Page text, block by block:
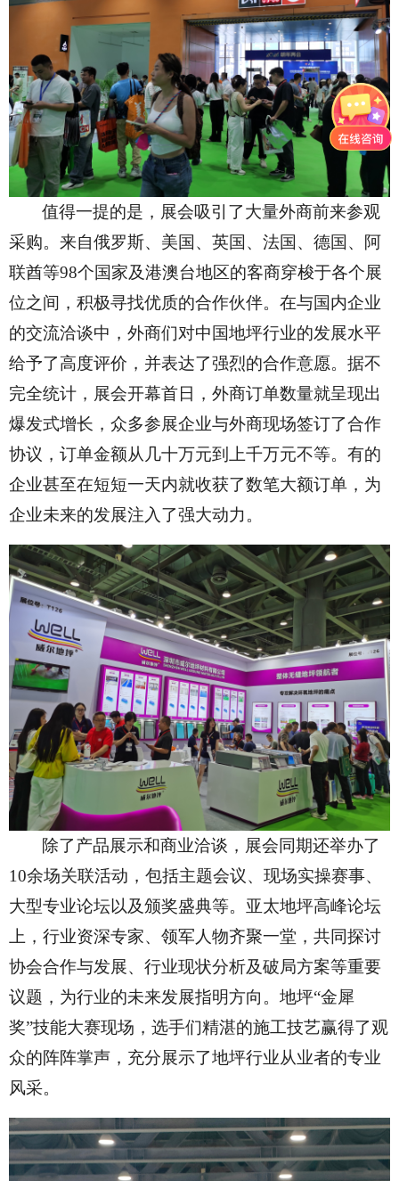
值得一提的是，展会吸引了大量外商前来参观
采购。来自俄罗斯、美国、英国、法国、德国、阿
联酋等98个国家及港澳台地区的客商穿梭于各个展
位之间，积极寻找优质的合作伙伴。在与国内企业
的交流洽谈中，外商们对中国地坪行业的发展水平
给予了高度评价，并表达了强烈的合作意愿。据不
完全统计，展会开幕首日，外商订单数量就呈现出
爆发式增长，众多参展企业与外商现场签订了合作
协议，订单金额从几十万元到上千万元不等。有的
企业甚至在短短一天内就收获了数笔大额订单，为
企业未来的发展注入了强大动力。
除了产品展示和商业洽谈，展会同期还举办了
10余场关联活动，包括主题会议、现场实操赛事、
大型专业论坛以及颁奖盛典等。亚太地坪高峰论坛
上，行业资深专家、领军人物齐聚一堂，共同探讨
协会合作与发展、行业现状分析及破局方案等重要
议题，为行业的未来发展指明方向。地坪“金犀
奖”技能大赛现场，选手们精湛的施工技艺赢得了观
众的阵阵掌声，充分展示了地坪行业从业者的专业
风采。